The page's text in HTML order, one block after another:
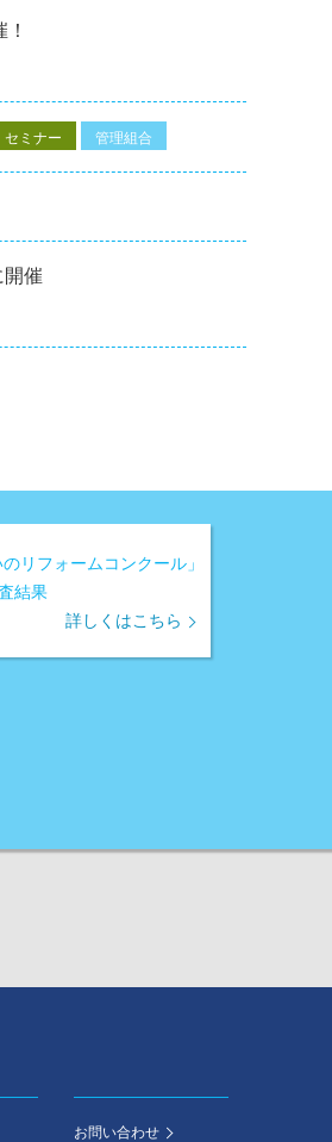
セミナー 管理組合
催
のリフォームコンクール」
結果
詳しくはこちら
お問い合わせ